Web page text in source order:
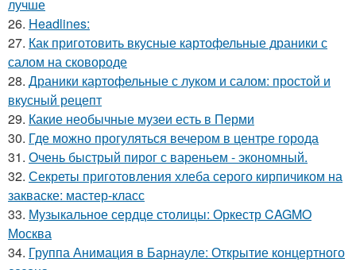
лучше
26. Headlines:
27. Как приготовить вкусные картофельные драники с
салом на сковороде
28. Драники картофельные с луком и салом: простой и
вкусный рецепт
29. Какие необычные музеи есть в Перми
30. Где можно прогуляться вечером в центре города
31. Очень быстрый пирог с вареньем - экономный.
32. Секреты приготовления хлеба серого кирпичиком на
закваске: мастер-класс
33. Музыкальное сердце столицы: Оркестр CAGMO
Москва
34. Группа Анимация в Барнауле: Открытие концертного